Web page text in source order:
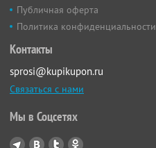
Публичная оферта
Политика конфиденциальности
Контакты
sprosi@kupikupon.ru
Связаться с нами
Мы в Соцсетях